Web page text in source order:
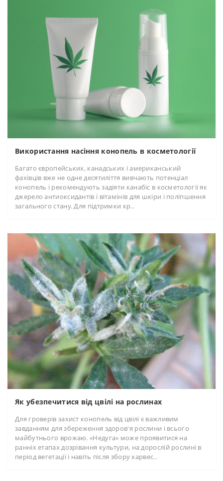
Використання насіння конопель в косметології
Багато європейських, канадських і американський
фахівців вже не одне десятиліття вивчають потенціал
конопель і рекомендують задіяти канабіс в косметології як
джерело антиоксидантів і вітамінів для шкіри і поліпшення
загального стану. Для підтримки кр..
Як убезпечитися від цвілі на рослинах
Для гроверів захист конопель від цвілі є важливим
завданням для збереження здоров'я рослини і всього
майбутнього врожаю. «Недуга» може проявитися на
ранніх етапах дозрівання культури, на дорослій рослині в
період вегетації і навіть після збору харвес..